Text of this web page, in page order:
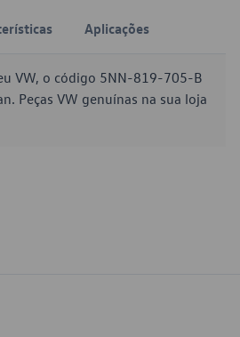
Aplicações
VW, o código 5NN-819-705-B
Peças VW genuínas na sua loja